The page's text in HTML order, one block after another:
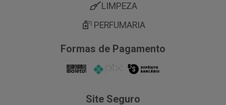
LIMPEZA
PERFUMARIA
Formas de Pagamento
Site Seguro